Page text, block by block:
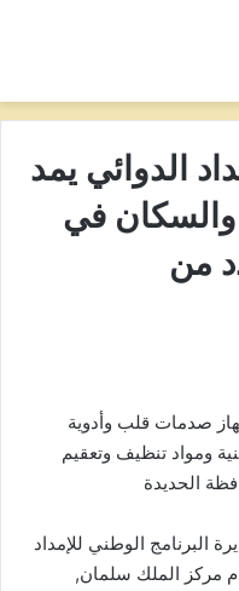
الدوائي يمد
في
من
صدمات قلب وأدوية
ومواد تنظيف وتعقيم
الحديدة
البرنامج الوطني للإمداد
مركز الملك سلمان,